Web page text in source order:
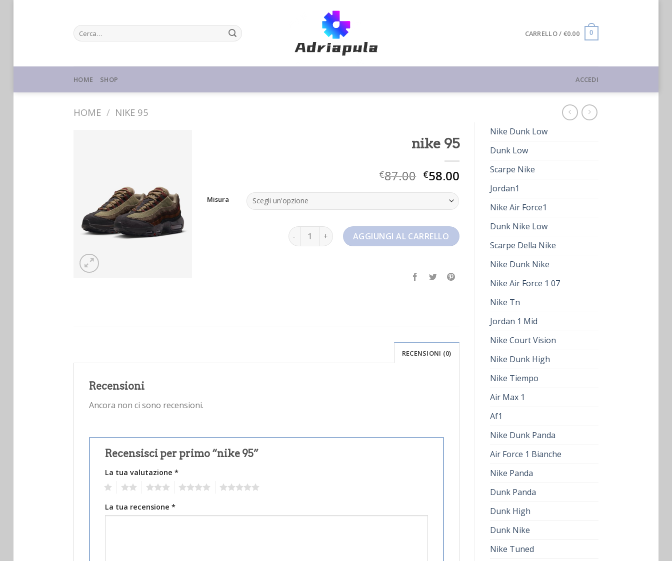
Cerca: CARRELLO / €0.00 0
HOME SHOP ACCEDI
HOME / NIKE 95
Nike Dunk Low
Dunk Low
Scarpe Nike
Jordan1
Nike Air Force1
Dunk Nike Low
Scarpe Della Nike
Nike Dunk Nike
Nike Air Force 1 07
Nike Tn
Jordan 1 Mid
Nike Court Vision
Nike Dunk High
Nike Tiempo
Air Max 1
Af1
Nike Dunk Panda
Air Force 1 Bianche
Nike Panda
Dunk Panda
Dunk High
Dunk Nike
Nike Tuned
nike 95
€87.00 €58.00
Misura
nike 95 quantità AGGIUNGI AL CARRELLO
RECENSIONI (0)
Recensioni
Ancora non ci sono recensioni.
Recensisci per primo “nike 95”
La tua valutazione *
La tua recensione *